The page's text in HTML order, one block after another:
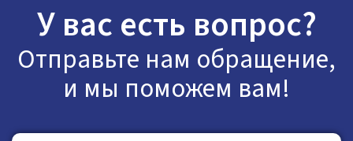
У вас есть вопрос?
Отправьте нам обращение,
и мы поможем вам!